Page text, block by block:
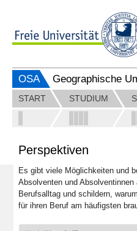
OSA Geographische
START STUDIUM
Perspektiven
Es gibt viele Möglichkeiten und
Absolventen und
Berufsalltag und schildern,
für ihren Beruf am häufigsten